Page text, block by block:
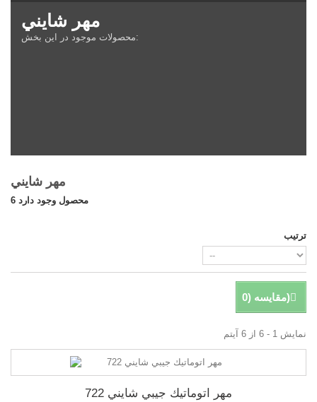
مهر شايني
محصولات موجود در اين بخش:
6 محصول وجود دارد
ترتیب
مقایسه (0 )
نمایش 1 - 6 از 6 آیتم
مهر اتوماتيك جيبي شايني 722